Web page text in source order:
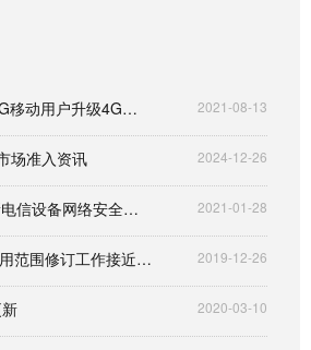
香港电讯局建议2G移动用户升级4G或5G 2021-08-13
场准入资讯 2024-12-26
巴西ANATEL更新电信设备网络安全要求 2021-01-28
RoHS检测指令适用范围修订工作接近完成 2019-12-26
2020-03-10